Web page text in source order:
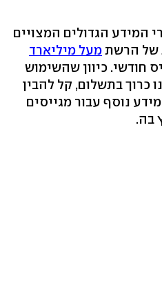
המידע הגדולים המצויים
של הרשתמעל מיליארד
חודשי. כיוון שהשימוש
כרוך בתשלום, קל להבין
נוסף עבור מגייסים
בה.